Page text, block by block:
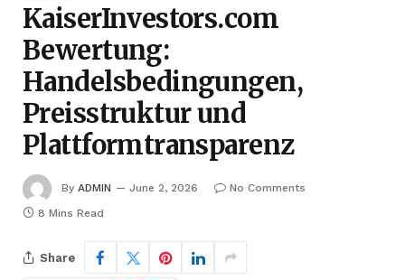
KaiserInvestors.com
Bewertung:
Handelsbedingungen,
Preisstruktur und
Plattformtransparenz
By ADMIN June 2, 2026
No Comments
8 Mins Read
Share